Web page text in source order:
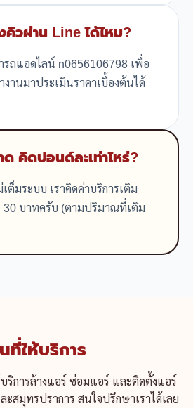
คิวผ่าน Line ได้ไหม?
ถแอดไลน์ n0656106798 เพื่อ
านมาประเมินราคาเบื้องต้นได้
ด คิดปอนด์ละเท่าไหร่?
ต็มระบบ เราคิดค่าบริการเติม
30 บาทครับ (ตามปริมาณที่เติม
ที่ให้บริการ
ริการล้างแอร์ ซ่อมแอร์ และติดตั้งแอร์
สมุทรปราการ สนใจปรึกษาเราได้เลย